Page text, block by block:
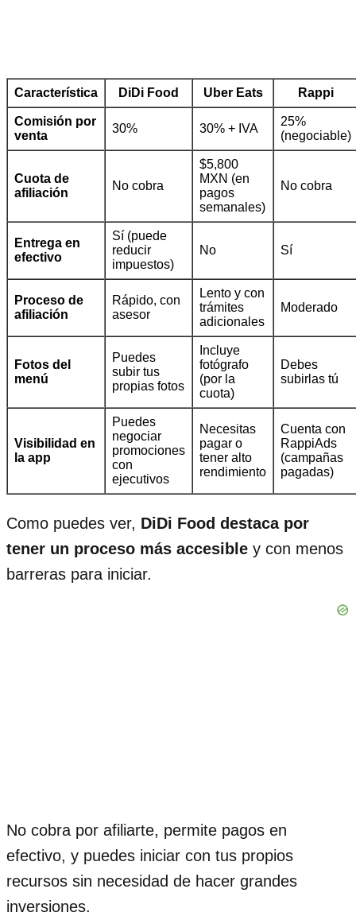
Característica DiDi Food Uber Eats Rappi
Comisión por
venta
30% 30% + IVA
25%
(negociable)
Cuota de
afiliación
No cobra
$5,800
MXN (en
pagos
semanales)
No cobra
Entrega en
efectivo
Sí (puede
reducir
impuestos)
No Sí
Proceso de
afiliación
Rápido, con
asesor
Lento y con
trámites
adicionales
Moderado
Fotos del
menú
Puedes
subir tus
propias fotos
Incluye
fotógrafo
(por la
cuota)
Debes
subirlas tú
Visibilidad en
la app
Puedes
negociar
promociones
con
ejecutivos
Necesitas
pagar o
tener alto
rendimiento
Cuenta con
RappiAds
(campañas
pagadas)
Como puedes ver, DiDi Food destaca por
tener un proceso más accesible y con menos
barreras para iniciar.
No cobra por afiliarte, permite pagos en
efectivo, y puedes iniciar con tus propios
recursos sin necesidad de hacer grandes
inversiones.